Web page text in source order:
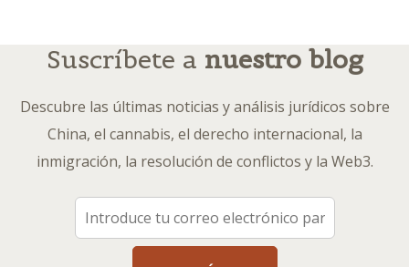
Suscríbete a nuestro blog
Descubre las últimas noticias y análisis jurídicos sobre
China, el cannabis, el derecho internacional, la
inmigración, la resolución de conflictos y la Web3.